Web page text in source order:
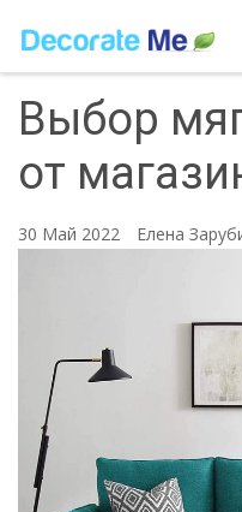
Выбор
от
30 Май 2022 Елена